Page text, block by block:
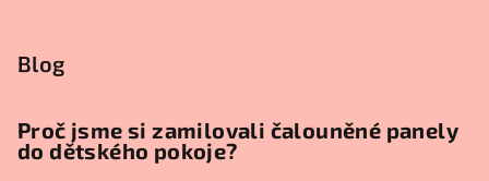
Blog
Proč jsme si zamilovali čalouněné panely
do dětského pokoje?